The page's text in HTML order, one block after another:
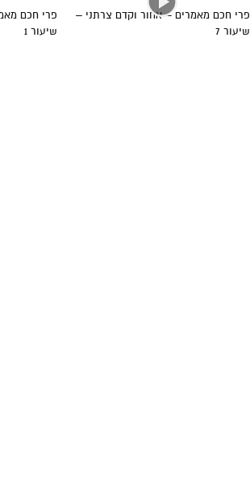
פרי חכם
שיעור 1
פרי חכם מאמרים – אחור וקדם צרתני –
שיעור 7